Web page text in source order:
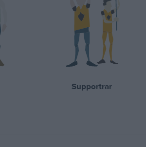
Supportrar